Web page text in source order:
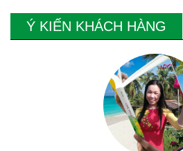
Ý KIẾN KHÁCH HÀNG